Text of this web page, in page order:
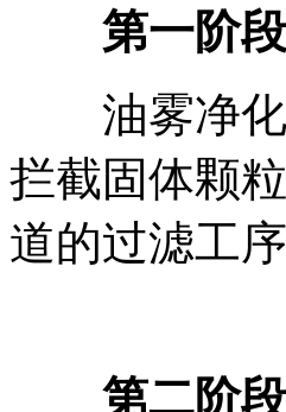
第一阶
油雾净化
拦截固体颗
道的过滤工
第二阶